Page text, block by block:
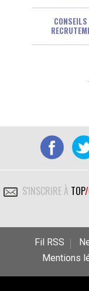
CONSEILS
S'INSCRIRE À TOP/
Fil RSS
Mentions